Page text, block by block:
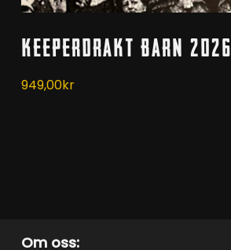
produktet
flere
Keeperdrakt Barn 2026
949,00kr
Om oss: